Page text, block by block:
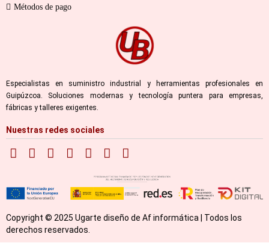
Métodos de pago
Especialistas en suministro industrial y herramientas profesionales en
Guipúzcoa. Soluciones modernas y tecnología puntera para empresas,
fábricas y talleres exigentes.
Nuestras redes sociales
Copyright © 2025 Ugarte diseño de Af informática | Todos los
derechos reservados.